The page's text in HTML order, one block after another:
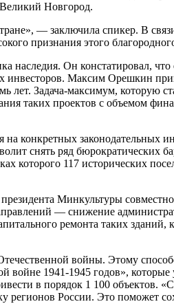
Новгород.
— заключила спикер. В
признания этого
наследия. Он констатировал,
инвесторов. Максим Орешкин
лет. Задача-максимум, которую
таких проектов с объемом
конкретных законодательных
снять ряд бюрократических
которого 117 исторических
Минкультуры
— снижение
ремонта таких зданий,
войны. Этому
1941-1945 годов», которые
в порядок 1 100 объектов.
регионов России. Это поможет